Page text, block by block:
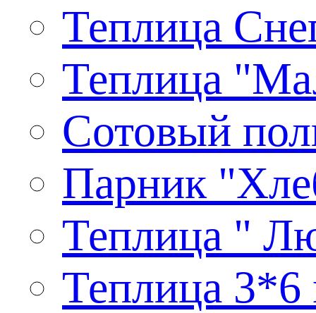
Теплица
Теплица
Сотовый
Парник
Теплица "
Теплица 3*6